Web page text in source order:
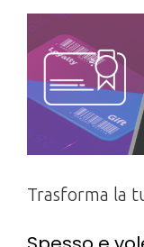
Trasforma la